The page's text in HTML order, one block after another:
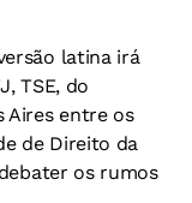
latina irá
TSE, do
Aires entre os
de Direito da
os rumos